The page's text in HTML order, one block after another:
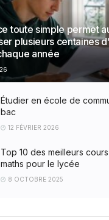
toute simple permet
plusieurs centaines
année
Étudier en école de
bac
12 FÉVRIER 2026
Top 10 des meilleurs
maths pour le lycée
8 OCTOBRE 2025